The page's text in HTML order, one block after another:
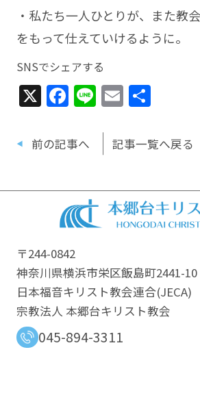
・私たち一人ひとりが、また教
をもって仕えていけるように。
SNSでシェアする
X Facebook
LineEmail
共
前の記事へ 記事一覧へ戻る
〒244-0842
神奈川県横浜市栄区飯島町2441-10
日本福音キリスト教会連合​(JECA)
宗教法人 本郷台キリスト教会
045-894-3311